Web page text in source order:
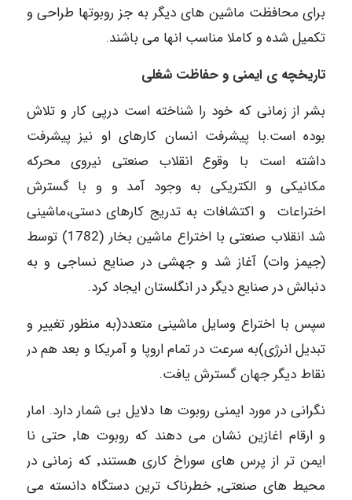
برای محافظت ماشین های دیگر به جز روبوتها طراحی و
تکمیل شده و کاملا مناسب انها می باشند.
تاریخچه ی ایمنی و حفاظت شغلی
بشر از زمانی که خود را شناخته است درپی کار و تلاش
بوده است.با پیشرفت انسان کارهای او نیز پیشرفت
داشته است با وقوع انقلاب صنعتی نیروی محرکه
مکانیکی و الکتریکی به وجود آمد و و با گسترش
اختراعات و اکتشافات به تدریج کارهای دستی،ماشینی
شد انقلاب صنعتی با اختراع ماشین بخار (1782) توسط
(جیمز وات) آغاز شد و جهشی در صنایع نساجی و به
دنبالش در صنایع دیگر در انگلستان ایجاد کرد.
سپس با اختراع وسایل ماشینی متعدد(به منظور تغییر و
تبدیل انرژی)به سرعت در تمام اروپا و آمریکا و بعد هم در
نقاط دیگر جهان گسترش یافت.
نگرانی در مورد ایمنی روبوت ها دلایل بی شمار دارد. امار
و ارقام اغازین نشان می دهند که روبوت ها٬ حتی نا
ایمن تر از پرس های سوراخ کاری هستند٬ که زمانی در
محیط های صنعتی٬ خطرناک ترین دستگاه دانسته می